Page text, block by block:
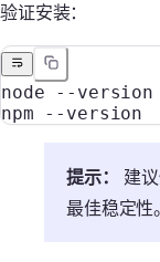
验证安装：
node --version
npm --version
提示：
建
最佳稳定性。